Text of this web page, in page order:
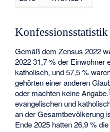
Konfessionsstatistik
Gemäß demZensus 2022
2022 31,7 % der Einwohner
katholisch, und 57,5 %
gehörten einer anderen
oder machten keine Angabe.[
evangelischen und
an der Gesamtbevölkerung
Ende 2025 hatten 26,9 %